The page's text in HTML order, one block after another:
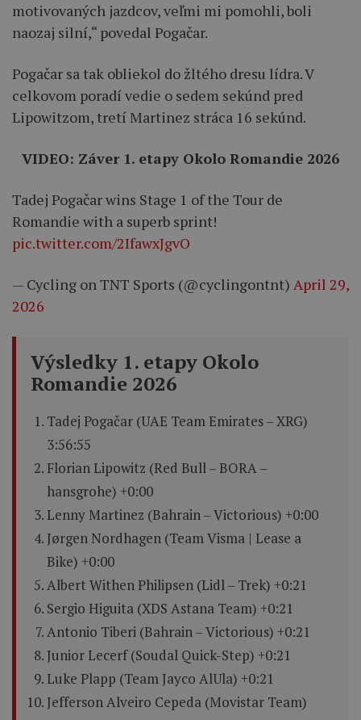
motivovaných jazdcov, veľmi mi pomohli, boli
naozaj silní,“ povedal Pogačar.
Pogačar sa tak obliekol do žltého dresu lídra. V
celkovom poradí vedie o sedem sekúnd pred
Lipowitzom, tretí Martinez stráca 16 sekúnd.
VIDEO: Záver 1. etapy Okolo Romandie 2026
Tadej Pogačar wins Stage 1 of the Tour de
Romandie with a superb sprint!
pic.twitter.com/2IfawxJgvO
— Cycling on TNT Sports (@cyclingontnt) April 29,
2026
Výsledky 1. etapy Okolo
Romandie 2026
Tadej Pogačar (UAE Team Emirates – XRG)
3:56:55
Florian Lipowitz (Red Bull – BORA –
hansgrohe) +0:00
Lenny Martinez (Bahrain – Victorious) +0:00
Jørgen Nordhagen (Team Visma | Lease a
Bike) +0:00
Albert Withen Philipsen (Lidl – Trek) +0:21
Sergio Higuita (XDS Astana Team) +0:21
Antonio Tiberi (Bahrain – Victorious) +0:21
Junior Lecerf (Soudal Quick-Step) +0:21
Luke Plapp (Team Jayco AlUla) +0:21
Jefferson Alveiro Cepeda (Movistar Team)